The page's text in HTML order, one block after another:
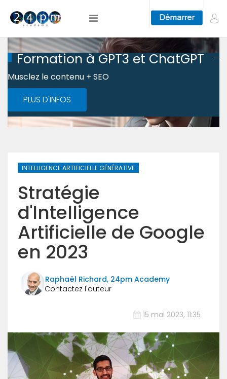
Formation à GPT3 et ChatGPT
Musclez le contenu + SEO
PLUS D'INFOS
INTELLIGENCE ARTIFICIELLE GÉNÉRATIVE
Stratégie
d'Intelligence
Artificielle de Google
en 2023
Raphaël Richard, 24pm Academy
15 mai 2023, 11:35